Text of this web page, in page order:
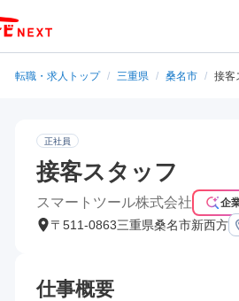
転職・求人トップ / 三重県 / 桑名市 / 接客
正社員
接客スタッフ
スマートツール株式会社 企
〒511-0863三重県桑名市新西方
仕事概要